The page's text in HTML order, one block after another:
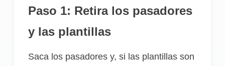
Paso 1: Retira los pasadores
y las plantillas
Saca los pasadores y, si las plantillas son